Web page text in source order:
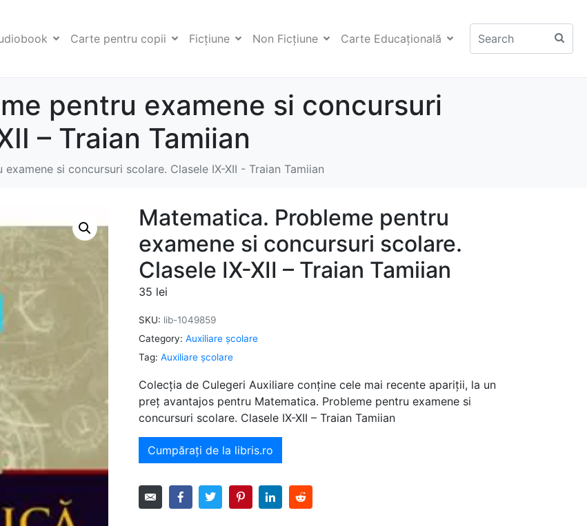
Carte pentru copii Ficţiune Non Ficţiune Carte Educaţională
pentru examene si concursuri
– Traian Tamiian
si concursuri scolare. Clasele IX-XII - Traian Tamiian
Matematica. Probleme pentru
examene si concursuri scolare.
Clasele IX-XII – Traian Tamiian
35 lei
SKU: lib-1049859
Category: Auxiliare şcolare
Tag: Auxiliare şcolare
Colecția de Culegeri Auxiliare conține cele mai recente apariții, la un
preț avantajos pentru Matematica. Probleme pentru examene si
concursuri scolare. Clasele IX-XII – Traian Tamiian
Cumpărați de la libris.ro